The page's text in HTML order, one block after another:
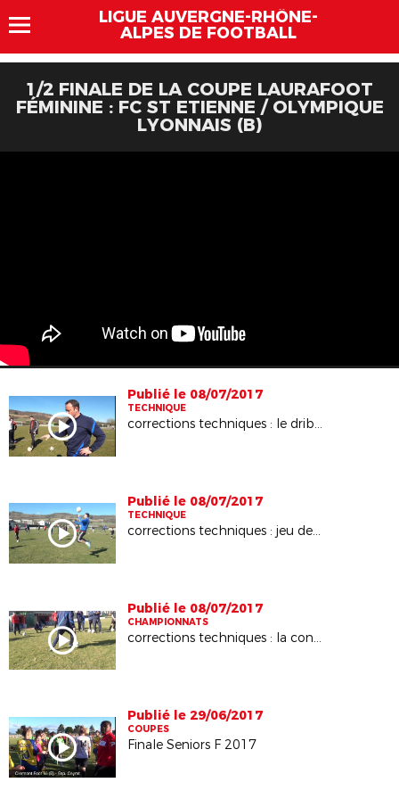
LIGUE AUVERGNE-RHÔNE-
ALPES DE FOOTBALL
1/2 FINALE DE LA COUPE LAURAFOOT
FÉMININE : FC ST ETIENNE / OLYMPIQUE
LYONNAIS (B)
Publié le 08/07/2017
TECHNIQUE
corrections techniques : le dribble
Publié le 08/07/2017
TECHNIQUE
corrections techniques : jeu de tête
Publié le 08/07/2017
CHAMPIONNATS
corrections techniques : la conduite de balle
Publié le 29/06/2017
COUPES
Finale Seniors F 2017